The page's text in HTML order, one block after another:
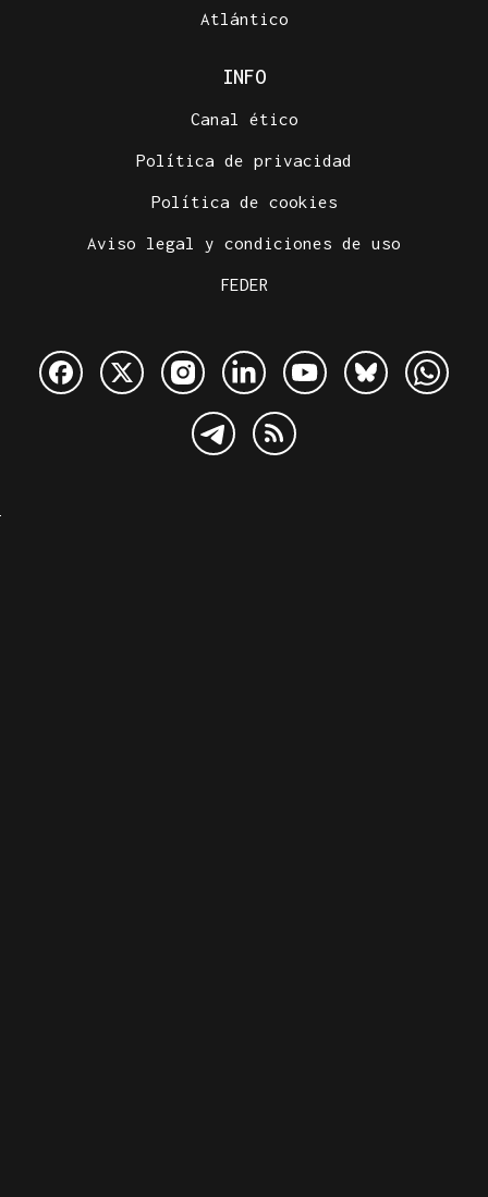
Atlántico
INFO
Canal ético
Política de privacidad
Política de cookies
Aviso legal y condiciones de uso
FEDER